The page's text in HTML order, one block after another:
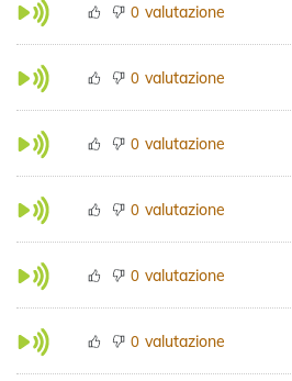
0 valutazione
0 valutazione
0 valutazione
0 valutazione
0 valutazione
0 valutazione